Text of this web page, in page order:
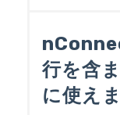
ズkintone
多様なデ
強力なデ
作成した
プログラミ
ん。
◆使用例
Connect -
2)
Connect -
3)
応していま
会計
1)勘定奉
行を含
に使え